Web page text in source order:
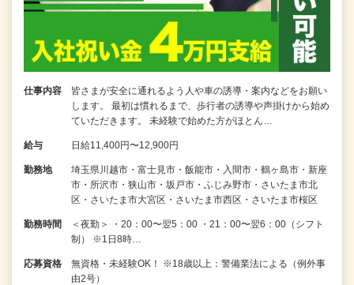
仕事内容
皆さまが安全に通れるよう人や車の誘導・案内などをお願い
します。 最初は慣れるまで、歩行者の誘導や声掛けから始め
ていただきます。 未経験で始めた方がほとん…
給与 日給11,400円〜12,900円
勤務地
埼玉県川越市・富士見市・飯能市・入間市・鶴ヶ島市・新座
市・所沢市・狭山市・坂戸市・ふじみ野市・さいたま市北
区・さいたま市大宮区・さいたま市西区・さいたま市桜区
勤務時間
＜夜勤＞ ・20：00〜翌5：00 ・21：00〜翌6：00（シフト
制） ※1日8時…
応募資格
無資格・未経験OK！ ※18歳以上：警備業法による（例外事
由2号）